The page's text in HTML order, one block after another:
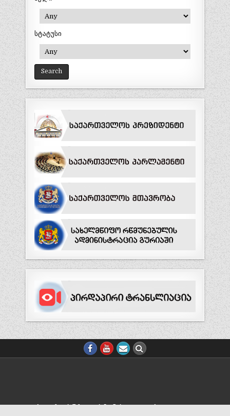
სტატუსი
ᲕᲔᲑ.ᲒᲕᲔᲠᲓᲘᲡ ᲨᲠᲘᲤᲢᲘᲡ ᲖᲝᲛᲘᲡ ᲪᲕᲚᲘᲚᲔᲑᲐ